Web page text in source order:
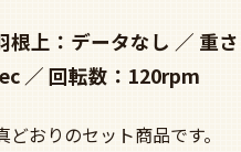
根上：データなし 重
回転数：120rpm
おりのセット商品です。